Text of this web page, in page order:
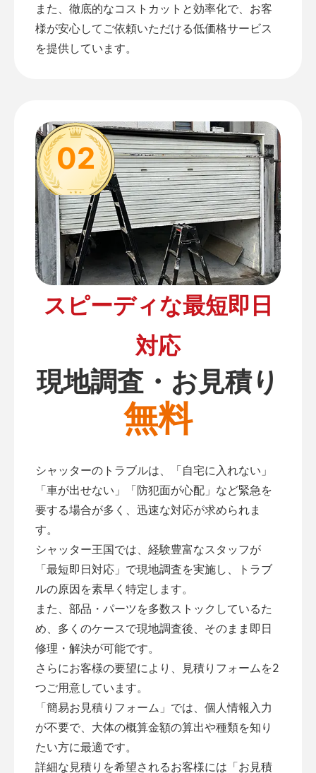
また、徹底的なコストカットと効率化で、お客
様が安心してご依頼いただける低価格サービス
を提供しています。
02
スピーディな最短即日
対応
現地調査・お見積り
無料
シャッターのトラブルは、「自宅に入れない」
「車が出せない」「防犯面が心配」など緊急を
要する場合が多く、迅速な対応が求められま
す。
シャッター王国では、経験豊富なスタッフが
「最短即日対応」で現地調査を実施し、トラブ
ルの原因を素早く特定します。
また、部品・パーツを多数ストックしているた
め、多くのケースで現地調査後、そのまま即日
修理・解決が可能です。
さらにお客様の要望により、見積りフォームを2
つご用意しています。
「簡易お見積りフォーム 」では、個人情報入力
が不要で、大体の概算金額の算出や種類を知り
たい方に最適です。
詳細な見積りを希望されるお客様には「お見積